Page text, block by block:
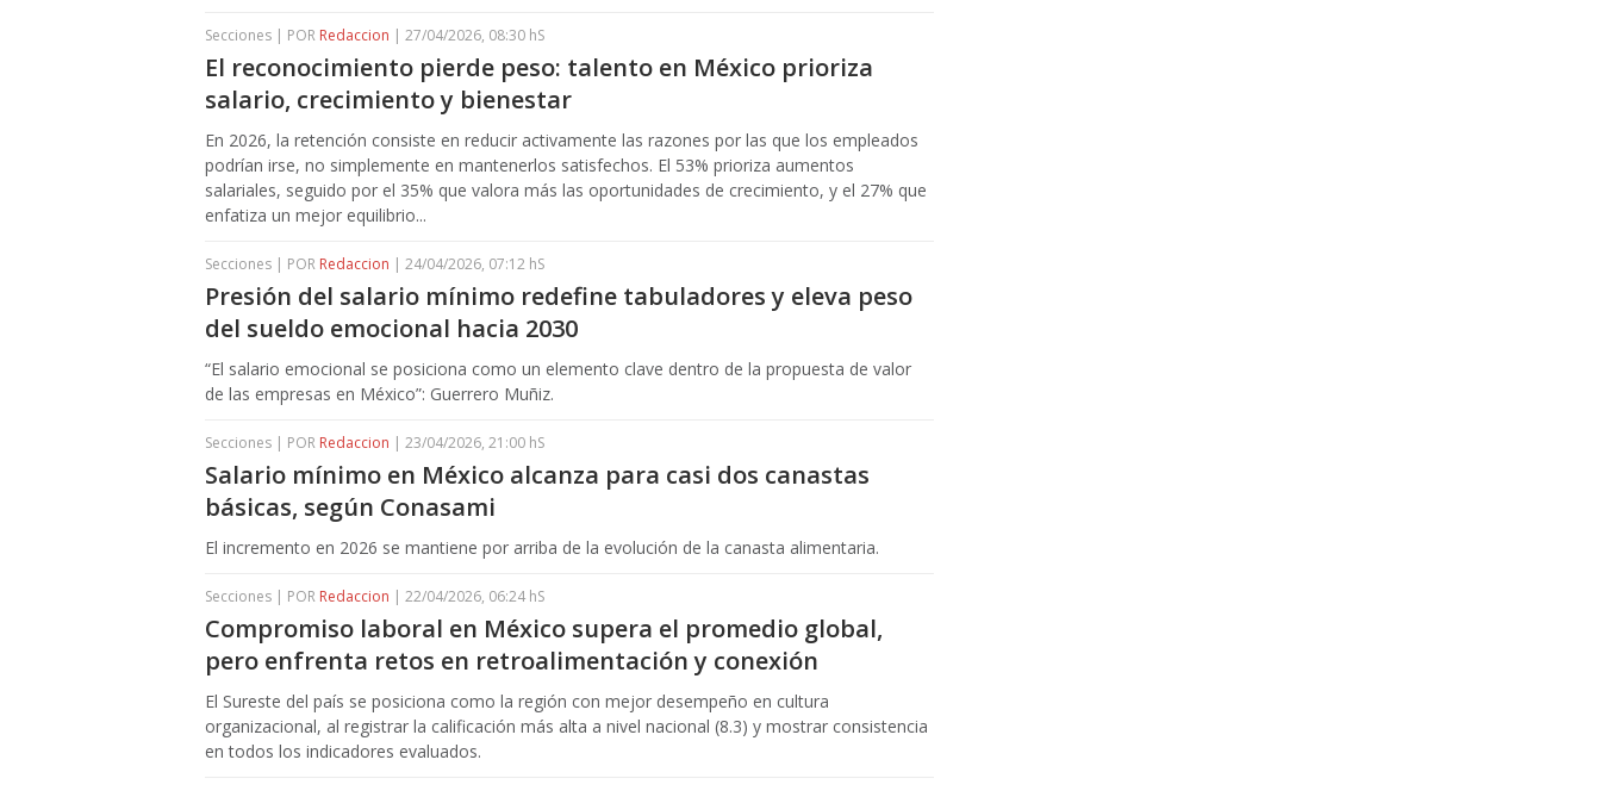
Secciones | POR Redaccion | 27/04/2026, 08:30 hS
El reconocimiento pierde peso: talento en México prioriza
salario, crecimiento y bienestar
En 2026, la retención consiste en reducir activamente las razones por las que los empleados
podrían irse, no simplemente en mantenerlos satisfechos. El 53% prioriza aumentos
salariales, seguido por el 35% que valora más las oportunidades de crecimiento, y el 27% que
enfatiza un mejor equilibrio...
Secciones | POR Redaccion | 24/04/2026, 07:12 hS
Presión del salario mínimo redefine tabuladores y eleva peso
del sueldo emocional hacia 2030
“El salario emocional se posiciona como un elemento clave dentro de la propuesta de valor
de las empresas en México”: Guerrero Muñiz.
Secciones | POR Redaccion | 23/04/2026, 21:00 hS
Salario mínimo en México alcanza para casi dos canastas
básicas, según Conasami
El incremento en 2026 se mantiene por arriba de la evolución de la canasta alimentaria.
Secciones | POR Redaccion | 22/04/2026, 06:24 hS
Compromiso laboral en México supera el promedio global,
pero enfrenta retos en retroalimentación y conexión
El Sureste del país se posiciona como la región con mejor desempeño en cultura
organizacional, al registrar la calificación más alta a nivel nacional (8.3) y mostrar consistencia
en todos los indicadores evaluados.